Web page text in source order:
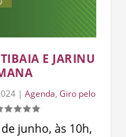
E JARINU
|Agenda,Giro pelo
junho, às 10h,